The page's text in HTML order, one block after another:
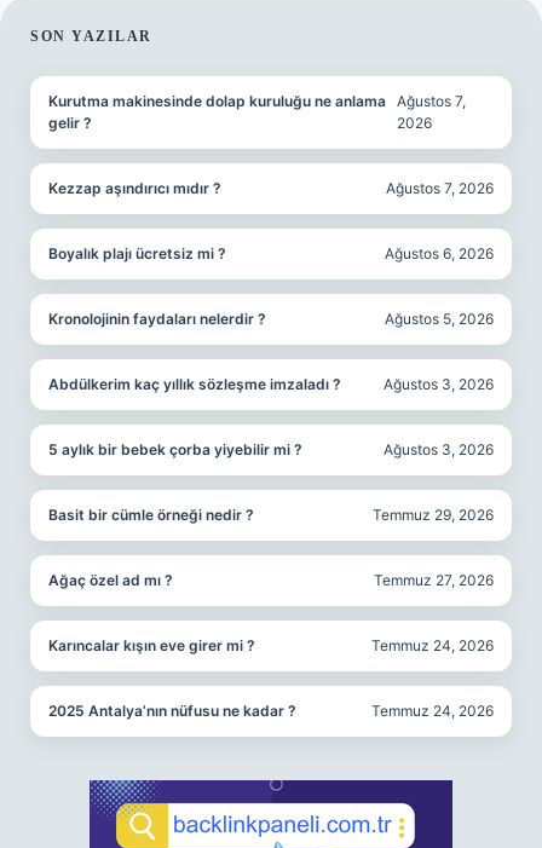
SIDEBAR
SON YAZILAR
Kurutma makinesinde dolap kuruluğu ne anlama
gelir ?
Ağustos 7,
2026
Kezzap aşındırıcı mıdır ? Ağustos 7, 2026
Boyalık plajı ücretsiz mi ? Ağustos 6, 2026
Kronolojinin faydaları nelerdir ? Ağustos 5, 2026
Abdülkerim kaç yıllık sözleşme imzaladı ? Ağustos 3, 2026
5 aylık bir bebek çorba yiyebilir mi ? Ağustos 3, 2026
Basit bir cümle örneği nedir ? Temmuz 29, 2026
Ağaç özel ad mı ? Temmuz 27, 2026
Karıncalar kışın eve girer mi ? Temmuz 24, 2026
2025 Antalya’nın nüfusu ne kadar ? Temmuz 24, 2026